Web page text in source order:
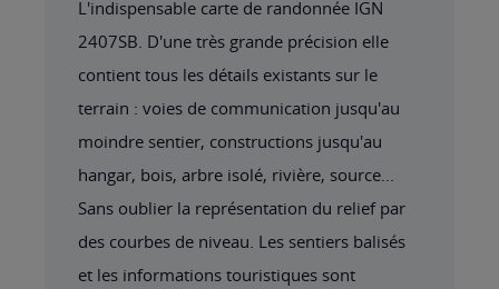
L'indispensable carte de randonnée IGN
2407SB. D'une très grande précision elle
contient tous les détails existants sur le
terrain : voies de communication jusqu'au
moindre sentier, constructions jusqu'au
hangar, bois, arbre isolé, rivière, source...
Sans oublier la représentation du relief par
des courbes de niveau. Les sentiers balisés
et les informations touristiques sont